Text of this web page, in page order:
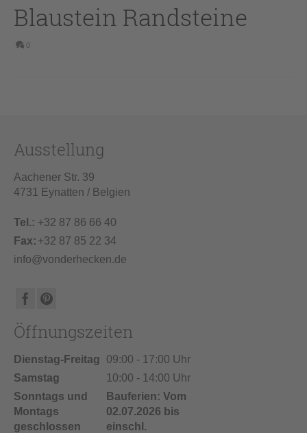
Blaustein Randsteine
0
Ausstellung
Aachener Str. 39
4731 Eynatten / Belgien
Tel.: +32 87 86 66 40
Fax: +32 87 85 22 34
info@vonderhecken.de
Öffnungszeiten
Dienstag-Freitag
09:00 - 17:00 Uhr
Samstag
10:00 - 14:00 Uhr
Sonntags und
Montags
geschlossen
Bauferien: Vom
02.07.2026 bis
einschl.